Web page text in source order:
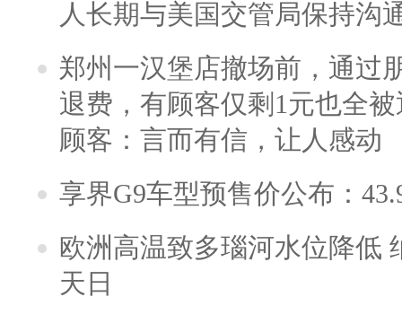
人长期与美国交管局保持沟
郑州一汉堡店撤场前，通过
退费，有顾客仅剩1元也全
顾客：言而有信，让人感动
享界G9车型预售价公布：
欧洲高温致多瑙河水位降低
天日